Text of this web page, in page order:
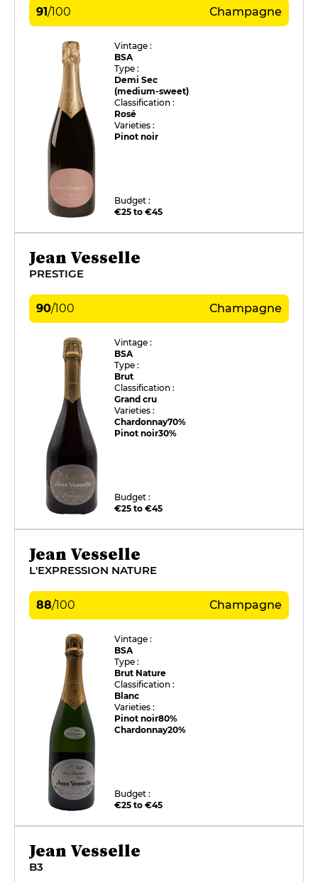
91/100 Champagne
Vintage :
BSA
Type :
Demi Sec
(medium-sweet)
Classification :
Rosé
Varieties :
Pinot noir
Budget :
€25 to €45
Jean Vesselle
PRESTIGE
90/100 Champagne
Vintage :
BSA
Type :
Brut
Classification :
Grand cru
Varieties :
Chardonnay70%
Pinot noir30%
Budget :
€25 to €45
Jean Vesselle
L'EXPRESSION NATURE
88/100 Champagne
Vintage :
BSA
Type :
Brut Nature
Classification :
Blanc
Varieties :
Pinot noir80%
Chardonnay20%
Budget :
€25 to €45
Jean Vesselle
B3